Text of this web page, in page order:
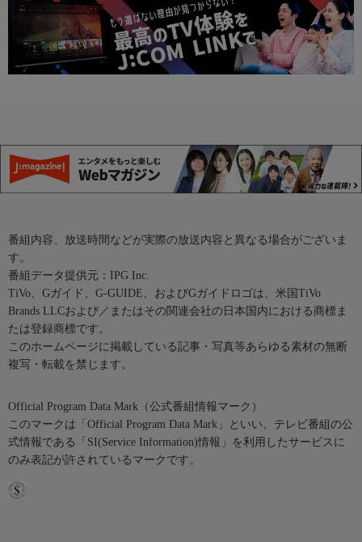
番組内容、放送時間などが実際の放送内容と異なる場合がございま
す。
番組データ提供元：IPG Inc.
TiVo、Gガイド、G-GUIDE、およびGガイドロゴは、米国TiVo
Brands LLCおよび／またはその関連会社の日本国内における商標ま
たは登録商標です。
このホームページに掲載している記事・写真等あらゆる素材の無断
複写・転載を禁じます。
Official Program Data Mark（公式番組情報マーク）
このマークは「Official Program Data Mark」といい、テレビ番組の公
式情報である「SI(Service Information)情報」を利用したサービスに
のみ表記が許されているマークです。